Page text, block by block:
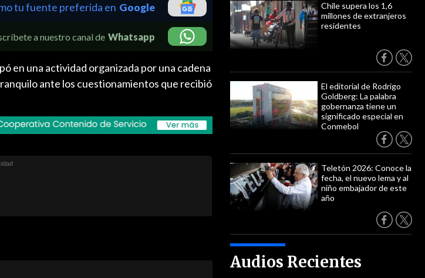
Chile supera los 1,6
millones de extranjeros
residentes
El editorial de Rodrigo
Goldberg: La palabra
gobernanza tiene un
significado especial en
Conmebol
Teletón 2026: Conoce la
fecha, el nuevo lema y al
niño embajador de este
año
Audios Recientes
tu fuente preferida en Google
a nuestro canal de Whatsapp
en una actividad organizada por una cadena
ante los cuestionamientos que recibió